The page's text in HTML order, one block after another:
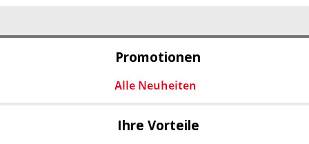
Promotionen
Ihre Vorteile